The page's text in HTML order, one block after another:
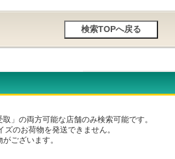
」の両方可能な店舗のみ検索可能です。
のお荷物を発送できません。
ございます。